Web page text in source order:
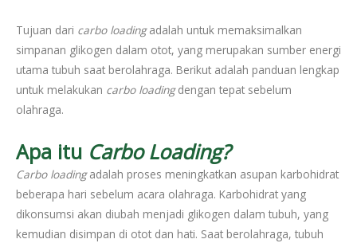
Tujuan dari carbo loadingadalah untuk memaksimalkan
simpanan glikogen dalam otot, yang merupakan sumber energi
utama tubuh saat berolahraga. Berikut adalah panduan lengkap
untuk melakukan carbo loadingdengan tepat sebelum
olahraga.
Apa itu Carbo Loading?
Carbo loadingadalah proses meningkatkan asupan karbohidrat
beberapa hari sebelum acara olahraga. Karbohidrat yang
dikonsumsi akan diubah menjadi glikogen dalam tubuh, yang
kemudian disimpan di otot dan hati. Saat berolahraga, tubuh